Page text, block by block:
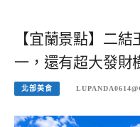
【宜蘭景點】二
一，還有超大發財
北部美食